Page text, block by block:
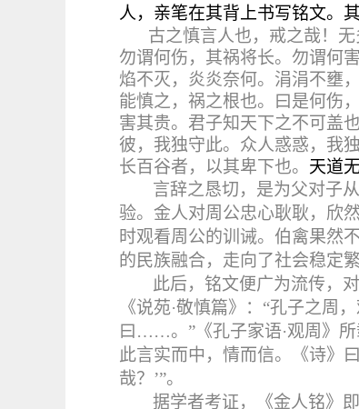
人，亲笔在其背上书写铭文。其
古之慎言人也，戒之哉！
勿谓何伤，其祸将长。勿谓何
焰不灭，炎炎奈何。涓涓不壅
能慎之，祸之根也。曰是何伤
害其贵。君子知天下之不可盖
彼，我独守此。众人惑惑，我
长百谷者，以其卑下也。 天道
言辞之恳切，是为父对子
验。金人对周公忠心耿耿，欣
时观看周公的训诫。伯禽果然
的民族融合，走向了社会稳定繁
此后，铭文便广为流传，
《说苑·敬慎篇》：“孔子之周
曰……。”《孔子家语·观周》所
此言实而中，情而信。《诗》曰
哉？’”。
据学者考证，《金人铭》